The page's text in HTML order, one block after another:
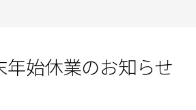
始休業のお知らせ